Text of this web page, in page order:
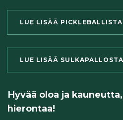
LUE LISÄÄ PICKLEBALLISTA
LUE LISÄÄ SULKAPALLOSTA
Hyvää oloa ja
hierontaa!